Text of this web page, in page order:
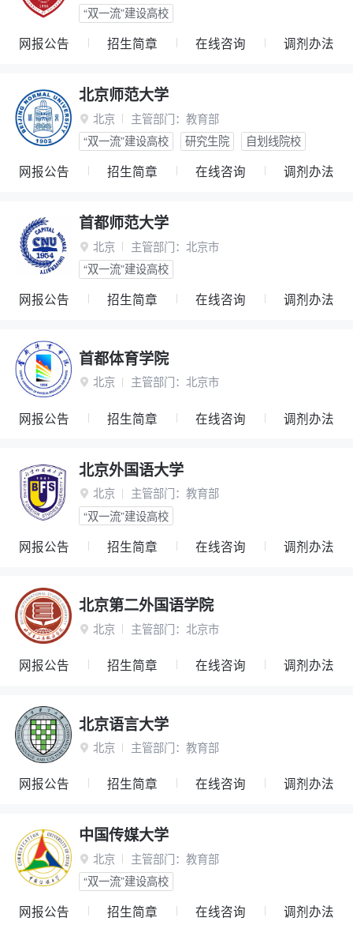
“双一流”建设高校
网报公告 招生简章 在线咨询 调剂办法
北京师范大学
 北京 主管部门： 教育部
“双一流”建设高校
研究生院 自划线院校
网报公告 招生简章 在线咨询 调剂办法
首都师范大学
 北京 主管部门： 北京市
“双一流”建设高校
网报公告 招生简章 在线咨询 调剂办法
首都体育学院
 北京 主管部门： 北京市
网报公告 招生简章 在线咨询 调剂办法
北京外国语大学
 北京 主管部门： 教育部
“双一流”建设高校
网报公告 招生简章 在线咨询 调剂办法
北京第二外国语学院
 北京 主管部门： 北京市
网报公告 招生简章 在线咨询 调剂办法
北京语言大学
 北京 主管部门： 教育部
网报公告 招生简章 在线咨询 调剂办法
中国传媒大学
 北京 主管部门： 教育部
“双一流”建设高校
网报公告 招生简章 在线咨询 调剂办法